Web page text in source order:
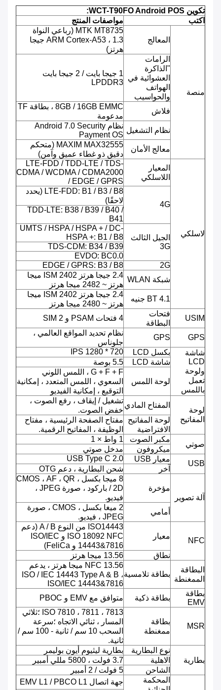
تكوين WCT-T90FO Android POS:
اكتب
مواصفات المنتج
منصة
المعالج
MTK MT8735 (رباعي النواة
ARM Cortex-A53 ، 1.3 جيجا
هرتز)
الرامات
"الذاكرة
العشوائية في
الهواتف
والحواسيب
1 جيجا بايت / 2 جيجا بايت
LPDDR3
فلاش
8GB / 16GB EMMC ، بطاقة TF
مدعومة
نظام التشغيل
نظام Android 7.0 Security
Payment OS
معالج الأمان
MAXIM MAX32555 (متحكم
دقيق ذو غطاء عميق وآمن)
لاسلكي
المعيار
اللاسلكي
LTE-FDD / TDD-LTE / TDS-
CDMA / WCDMA / CDMA2000
/ EDGE / GPRS
4G
LTE-FDD: B1 / B3 / B8 (يحدد
لاحقًا)
TDD-LTE: B38 / B39 / B40 /
B41
الجيل الثالث
3G
UMTS / HSPA / HSPA + / DC-
HSPA +: B1 / B8
TDS-CDM: B34 / B39
EVDO: BC0.0
2G
EDGE / GPRS: B3 / B8
شبكة WLAN
2.4 جيجا هرتز ISM 2402 ميجا
هرتز ~ 2482 ميجا هرتز
BT 4.1 جنيه
2.4 جيجا هرتز ISM 2402 ميجا
هرتز ~ 2480 ميجا هرتز
USIM
فتحات
البطاقة
4 فتحات PSAM و 2 SIM
GPS
GPS
نظام تحديد المواقع العالمي ،
جلوناس
شاشة
LCD
ولوحة
تعمل
باللمس
بكسل LCD
720 * 1280 IPS
شاشة LCD
5.5 بوصة
لوحة اللمس
G + F + F ، اللمس اللوني
السعوي ، اللمس المتعدد ، إمكانية
التوقيع ، إمكانية الفيديو
لوحة
المفاتيح
المفتاح المادي
تشغيل / إيقاف ، رفع الصوت ،
خفض الصوت.
لوحة المفاتيح
الافتراضية
مفتاح الصفحة الرئيسية ، مفتاح
الوظيفة ، المفاتيح الرقمية.
صوتي
مكبر الصوت
1 واط × 1
ميكروفون
مدخل صوتي
USB
معيار USB
USB Type C 2.0
آخر
شحن البطارية ، دعم OTG
آلة تصوير
مؤخرة
8 ميجا بكسل ، CMOS ، AF ، QR
/ 2D باركود ، صورة JPEG ،
فيديو.
أمامي
2 ميغا بكسل ، CMOS ، صورة
JPEG ، فيديو.
NFC
معيار
ISO14443 من النوع A / B (دعم
ISO 18092 NFC و ISO/IEC
14443&7816 و FeliCa)
نطاق
13.56 ميجا هرتز
البطاقة
الممغنطة
بطاقة تلامسية
NFC 13.56 ميجا هرتز ، يدعم
ISO / IEC 14443 Type A & B ،
ISO/IEC 14443&7816
بطاقة
EMV
بطاقة ذكية متوافق مع EMV و PBOC
MSR
بطاقة
ممغنطة
ISO 7810 ، 7811 ، 7813 ؛ثلاثي
المسار ، ثنائي الاتجاه ؛سرعة
السحب 10 سم / ثانية - 100 سم /
ثانية.
بطارية
نوع البطارية
بطارية ليثيوم أيون بوليمر
الاهلية
3.7 فولت ، 5800 مللي أمبير
الشاحن
5 فولت / 2 أمبير
المحكمة
جهة اتصال EMV L1 / PBCO L1